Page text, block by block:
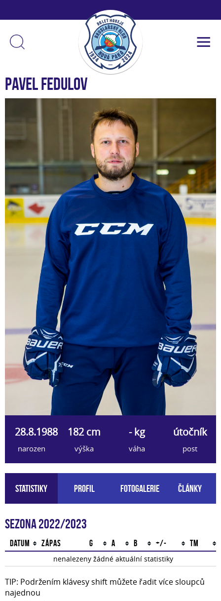
Pavel Fedulov
28.8.1988
narozen
182 cm
výška
- kg
váha
útočník
post
Statistiky Profil Fotogalerie Články
Sezona 2022/2023
Datum Zápas G A B +/- TM
nenalezeny žádné aktuální statistiky
TIP: Podržením klávesy shift můžete řadit více sloupců
najednou